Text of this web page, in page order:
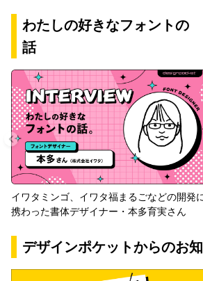
わたしの好きなフォントの
話
イワタミンゴ、イワタ福まるごなどの開発
携わった書体デザイナー・本多育実さん
デザインポケットからのお